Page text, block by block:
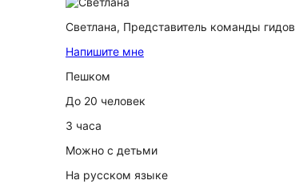
Светлана, Представитель команды гидов
Напишите мне
Пешком
До 20 человек
3 часа
Можно с детьми
На русском языке